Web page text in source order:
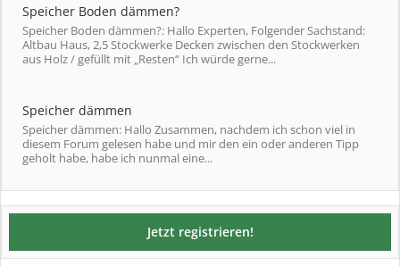
Speicher Boden dämmen?
Speicher Boden dämmen?: Hallo Experten, Folgender Sachstand:
Altbau Haus, 2,5 Stockwerke Decken zwischen den Stockwerken
aus Holz / gefüllt mit „Resten“ Ich würde gerne...
Speicher dämmen
Speicher dämmen: Hallo Zusammen, nachdem ich schon viel in
diesem Forum gelesen habe und mir den ein oder anderen Tipp
geholt habe, habe ich nunmal eine...
Jetzt registrieren!